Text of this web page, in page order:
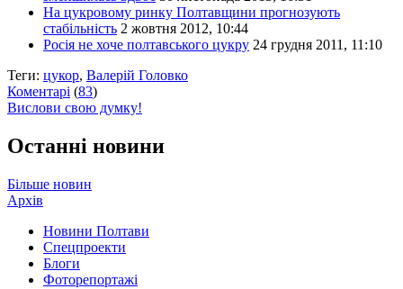
На цукровому ринку Полтавщини прогнозують
стабільність 2 жовтня 2012, 10:44
Росія не хоче полтавського цукру 24 грудня 2011, 11:10
Теги: цукор, Валерій Головко
Коментарі (83)
Вислови свою думку!
Останні новини
Більше новин
Архів
Новини Полтави
Спецпроекти
Блоги
Фоторепортажі